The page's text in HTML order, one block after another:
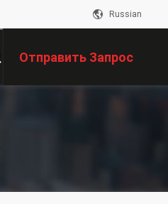
Russian
Отправить Запрос